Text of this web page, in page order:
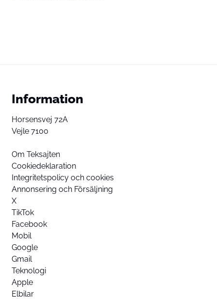
Information
Horsensvej 72A
Vejle 7100
Om Teksajten
Cookiedeklaration
Integritetspolicy och cookies
Annonsering och Försäljning
X
TikTok
Facebook
Mobil
Google
Gmail
Teknologi
Apple
Elbilar